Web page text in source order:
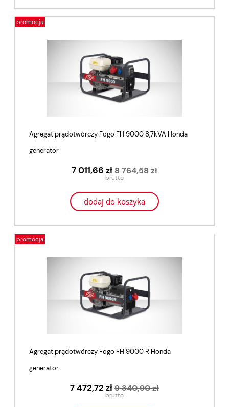
Agregat prądotwórczy Fogo FH 9000 8,7kVA Honda
generator
7 011,66 zł8 764,58 zł
dodaj do koszyka
promocja
Agregat prądotwórczy Fogo FH 9000 R Honda
generator
7 472,72 zł9 340,90 zł
promocja